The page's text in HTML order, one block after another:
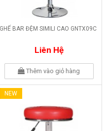
GHẾ BAR ĐỆM SIMILI CAO GNTX09C
Liên Hệ
Thêm vào giỏ hàng
NEW